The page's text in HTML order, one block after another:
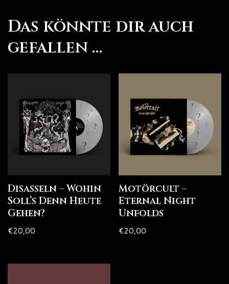
Das könnte dir auch
gefallen …
Disasseln – Wohin
Soll’s Denn Heute
Gehen?
€20,00
Motörcult –
Eternal Night
Unfolds
€20,00